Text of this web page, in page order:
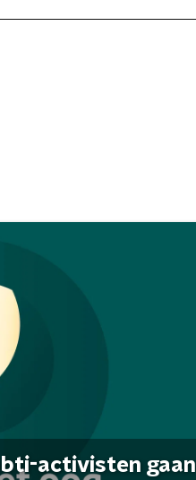
activisten gaan